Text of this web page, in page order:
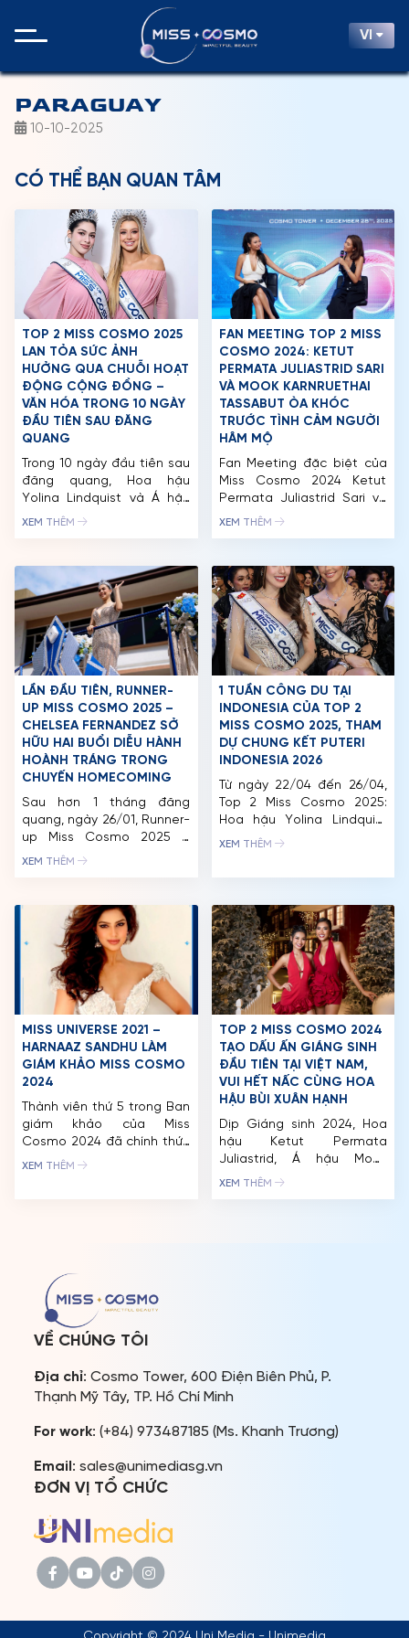
VI
TRANG CHỦ
CUỘC THI
TIN TỨC & THƯ VIỆN
FAQ
PARAGUAY
10-10-2025
CÓ THỂ BẠN QUAN TÂM
TOP 2 MISS COSMO 2025
LAN TỎA SỨC ẢNH
HƯỞNG QUA CHUỖI HOẠT
ĐỘNG CỘNG ĐỒNG –
VĂN HÓA TRONG 10 NGÀY
ĐẦU TIÊN SAU ĐĂNG
QUANG
Trong 10 ngày đầu tiên sau
đăng quang, Hoa hậu
Yolina Lindquist và Á hậu
Chelsea Fernandez tham
đối ngoại, gặp gỡ cơ quan
báo chí và hoạt động cộng
đồng cùng Tổ chức Smile
Train. Đáng chú ý, Đương
kim Hoa Hậu Hoàn Vũ […]
XEM THÊM
FAN MEETING TOP 2 MISS
COSMO 2024: KETUT
PERMATA JULIASTRID SARI
VÀ MOOK KARNRUETHAI
TASSABUT ÒA KHÓC
TRƯỚC TÌNH CẢM NGƯỜI
HÂM MỘ
Fan Meeting đặc biệt của
Miss Cosmo 2024 Ketut
Permata Juliastrid Sari và
Runner-up Miss Cosmo
đánh dấu bước ngoặt
trong hành trình của Top 2
đầu tiên tại Miss Cosmo.
Tại sự kiện, Top 2 không chỉ
trải lòng về những câu
chuyện hậu đăng quang
mà còn […]
XEM THÊM
LẦN ĐẦU TIÊN, RUNNER-
UP MISS COSMO 2025 –
CHELSEA FERNANDEZ SỞ
HỮU HAI BUỔI DIỄU HÀNH
HOÀNH TRÁNG TRONG
CHUYẾN HOMECOMING
Sau hơn 1 tháng đăng
quang, ngày 26/01, Runner-
up Miss Cosmo 2025 –
Chelsea Fernandez chính
quê nhà Philippines. Đồng
hành cùng Chelsea trong
lần trở về này có CEO Miss
Cosmo – Trưởng Ban Tổ
chức Trần Việt Bảo Hoàng
cùng các đại diện của Tổ
chức […]
XEM THÊM
1 TUẦN CÔNG DU TẠI
INDONESIA CỦA TOP 2
MISS COSMO 2025, THAM
DỰ CHUNG KẾT PUTERI
INDONESIA 2026
Từ ngày 22/04 đến 26/04,
Top 2 Miss Cosmo 2025:
Hoa hậu Yolina Lindquist
và Á hậu Chelsea
bao gồm tham dự Chung
kết Puteri Indonesia 2026,
gặp gỡ các Hoa hậu quốc
tế: Miss International 2025,
Miss Supranational 2025,
Miss […]
XEM THÊM
MISS UNIVERSE 2021 –
HARNAAZ SANDHU LÀM
GIÁM KHẢO MISS COSMO
2024
Thành viên thứ 5 trong Ban
giám khảo của Miss
Cosmo 2024 đã chính thức
lộ diện là Miss Universe
nguyên Đại sứ Việt Nam […]
XEM THÊM
TOP 2 MISS COSMO 2024
TẠO DẤU ẤN GIÁNG SINH
ĐẦU TIÊN TẠI VIỆT NAM,
VUI HẾT NẤC CÙNG HOA
HẬU BÙI XUÂN HẠNH
Dịp Giáng sinh 2024, Hoa
hậu Ketut Permata
Juliastrid, Á hậu Mook
Karnruethai Tassabut và
XEM THÊM
VỀ CHÚNG TÔI
Địa chỉ: Cosmo Tower, 600 Điện Biên Phủ, P.
Thạnh Mỹ Tây, TP. Hồ Chí Minh
For work: (+84) 973487185 (Ms. Khanh Trương)
Email : sales@unimediasg.vn
ĐƠN VỊ TỔ CHỨC